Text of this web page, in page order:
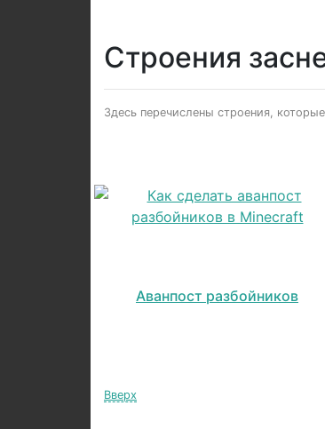
Строения
Здесь перечислены строения,
Аванпост разбойников
Вверх